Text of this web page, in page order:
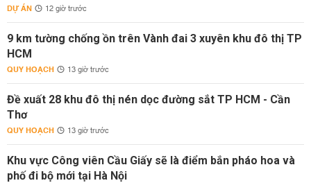
DỰ ÁN 12 giờ trước
9 km tường chống ồn trên Vành đai 3 xuyên khu đô thị TP
HCM
QUY HOẠCH 13 giờ trước
Đề xuất 28 khu đô thị nén dọc đường sắt TP HCM - Cần
Thơ
QUY HOẠCH 13 giờ trước
Khu vực Công viên Cầu Giấy sẽ là điểm bắn pháo hoa và
phố đi bộ mới tại Hà Nội